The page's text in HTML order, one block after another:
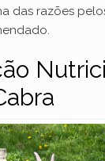
das razões